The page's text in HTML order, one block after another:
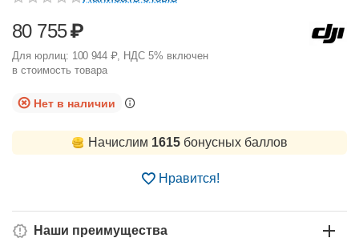
80 755₽
Для юрлиц: 100 944 ₽, НДС 5% включен
в стоимость товара
Нет в наличии
Начислим 1615бонусных баллов
Нравится!
Наши преимущества